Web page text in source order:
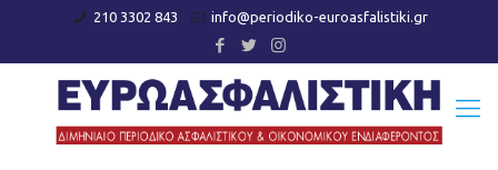
210 3302 843 info@periodiko-euroasfalistiki.gr